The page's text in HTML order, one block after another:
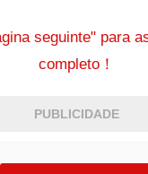
seguinte" para
completo！
PUBLICIDADE